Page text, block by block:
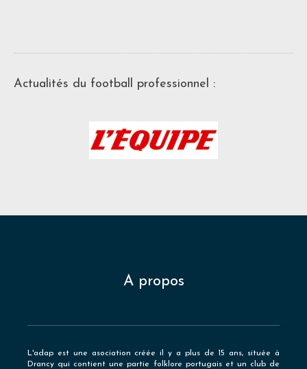
Actualités du football professionnel :
A propos
L'adap est une asociation créée il y a plus de 15 ans, située à
Drancy qui contient une partie folklore portugais et un club de